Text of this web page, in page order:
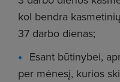
kol bendra
37 darbo dienas;
Esant būtinybei,
per mėnesį, kurios